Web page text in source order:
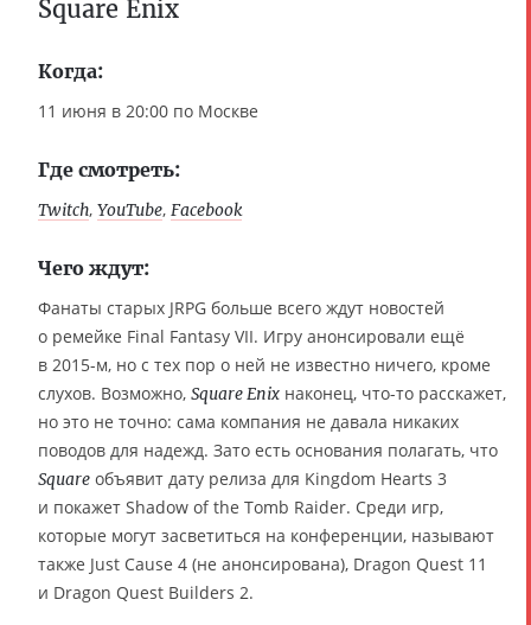
Square Enix
Когда:
11 июня в 20:00 по Москве
Где смотреть:
Twitch, YouTube, Facebook
Чего ждут:
Фанаты старых JRPG больше всего ждут новостей
о ремейке Final Fantasy VII. Игру анонсировали ещё
в 2015-м, но с тех пор о ней не известно ничего, кроме
слухов. Возможно, Square Enix наконец, что-то расскажет,
но это не точно: сама компания не давала никаких
поводов для надежд. Зато есть основания полагать, что
Square объявит дату релиза для Kingdom Hearts 3
и покажет Shadow of the Tomb Raider. Среди игр,
которые могут засветиться на конференции, называют
также Just Cause 4 (не анонсирована), Dragon Quest 11
и Dragon Quest Builders 2.